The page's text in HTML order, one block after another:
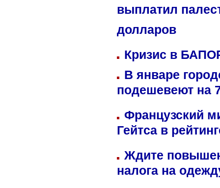
выплатил
долларов
Кризис в
В январе
подешевеют на
Французский
Гейтса в
Ждите
налога на